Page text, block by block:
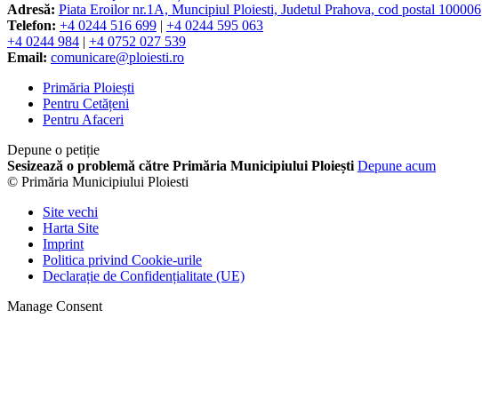
Adresă: Piata Eroilor nr.1A, Muncipiul Ploiesti, Judetul Prahova, cod postal 100006
Telefon: +4 0244 516 699 | +4 0244 595 063
+4 0244 984 | +4 0752 027 539
Email: comunicare@ploiesti.ro
Primăria Ploiești
Pentru Cetățeni
Pentru Afaceri
Depune o petiție
Sesizează o problemă către Primăria Municipiului Ploiești Depune acum
© Primăria Municipiului Ploiesti
Site vechi
Harta Site
Imprint
Politica privind Cookie-urile
Declarație de Confidențialitate (UE)
Manage Consent